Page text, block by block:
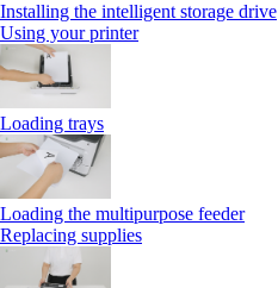
Installing the intelligent storage drive
Using your printer
Loading trays
Loading the multipurpose feeder
Replacing supplies